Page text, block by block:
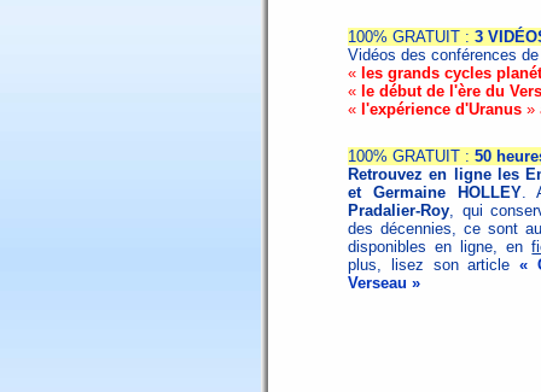
100% GRATUIT : 3
Vidéos des conférences
« les grands cycles
« le début de l'ère du
« l'expérience d'Uranus »
100% GRATUIT : 50
Retrouvez en ligne les
et Germaine HOLLEY.
Pradalier-Roy, qui
des décennies, ce sont
disponibles en ligne, en
plus, lisez son article«
Verseau »